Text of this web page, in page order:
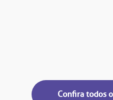
Confira todos